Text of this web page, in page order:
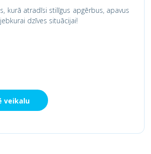
kurā atradīsi stilīgus apgērbus, apavus
dzīves situācijai!
veikalu